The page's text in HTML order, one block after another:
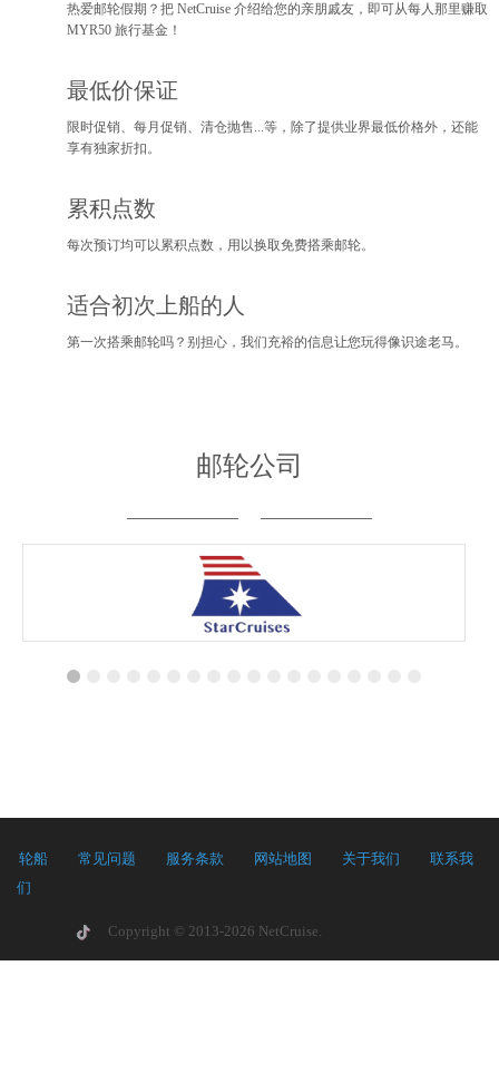
热爱邮轮假期？把 NetCruise 介绍给您的亲朋戚友，即可从每人那里赚取
MYR50 旅行基金！
最低价保证
限时促销、每月促销、清仓抛售...等，除了提供业界最低价格外，还能
享有独家折扣。
累积点数
每次预订均可以累积点数，用以换取免费搭乘邮轮。
适合初次上船的人
第一次搭乘邮轮吗？别担心，我们充裕的信息让您玩得像识途老马。
邮轮公司
轮船 常见问题 服务条款 网站地图 关于我们
联系我
们
Copyright © 2013-2026 NetCruise.